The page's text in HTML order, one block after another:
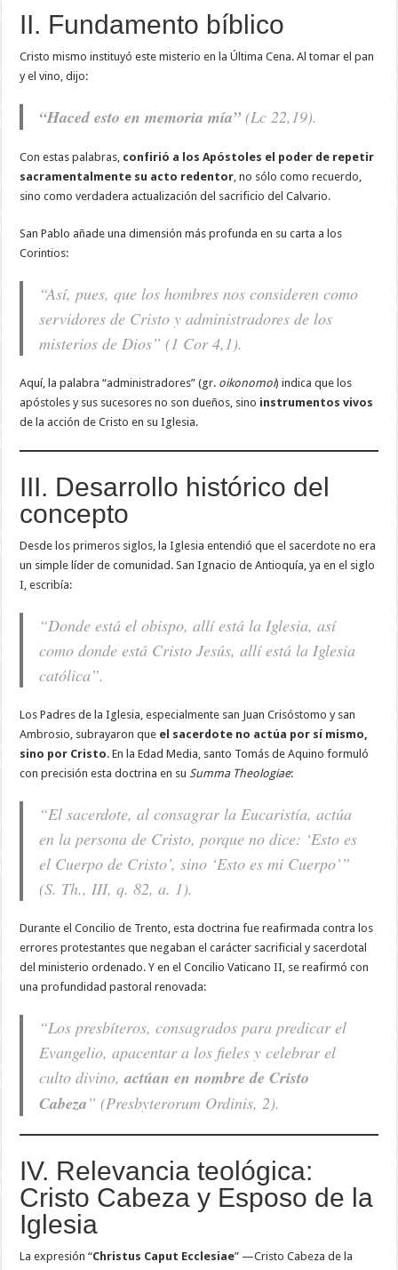
II. Fundamento bíblico
Cristo mismo instituyó este misterio en la Última Cena. Al tomar el pan
y el vino, dijo:
“Haced esto en memoria mía” (Lc 22,19).
Con estas palabras, confirió a los Apóstoles el poder de repetir
sacramentalmente su acto redentor, no sólo como recuerdo,
sino como verdadera actualización del sacrificio del Calvario.
San Pablo añade una dimensión más profunda en su carta a los
Corintios:
“Así, pues, que los hombres nos consideren como
servidores de Cristo y administradores de los
misterios de Dios” (1 Cor 4,1).
Aquí, la palabra “administradores” (gr. oikonomoi) indica que los
apóstoles y sus sucesores no son dueños, sino instrumentos vivos
de la acción de Cristo en su Iglesia.
III. Desarrollo histórico del
concepto
Desde los primeros siglos, la Iglesia entendió que el sacerdote no era
un simple líder de comunidad. San Ignacio de Antioquía, ya en el siglo
I, escribía:
“Donde está el obispo, allí está la Iglesia, así
como donde está Cristo Jesús, allí está la Iglesia
católica”.
Los Padres de la Iglesia, especialmente san Juan Crisóstomo y san
Ambrosio, subrayaron que el sacerdote no actúa por sí mismo,
sino por Cristo. En la Edad Media, santo Tomás de Aquino formuló
con precisión esta doctrina en suSumma Theologiae:
“El sacerdote, al consagrar la Eucaristía, actúa
en la persona de Cristo, porque no dice: ‘Esto es
el Cuerpo de Cristo’, sino ‘Esto es mi Cuerpo’”
(S. Th., III, q. 82, a. 1).
Durante el Concilio de Trento, esta doctrina fue reafirmada contra los
errores protestantes que negaban el carácter sacrificial y sacerdotal
del ministerio ordenado. Y en el Concilio Vaticano II, se reafirmó con
una profundidad pastoral renovada:
“Los presbíteros, consagrados para predicar el
Evangelio, apacentar a los fieles y celebrar el
culto divino,actúan en nombre de Cristo
Cabeza” (Presbyterorum Ordinis, 2).
IV. Relevancia teológica:
Cristo Cabeza y Esposo de la
Iglesia
La expresión “Christus Caput Ecclesiae” —Cristo Cabeza de la